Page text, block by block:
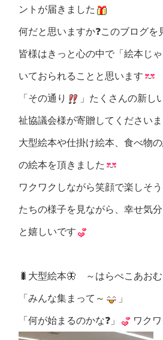
ントが届きました
何だと思いますか❓このブログを
皆様はきっと心の中で「絵本じ
いておられることと思います
「その通り 」たくさんの新し
祉協議会様が寄贈してください
大型絵本や仕掛け絵本、食べ物
の絵本を頂きました
ワクワクしながら笑顔で楽しそ
たちの様子を見ながら、幸せ気
と嬉しいです
🐛大型絵本🦋 ～はらぺこあおむ
「みんな集まって～ 」
「何が始まるのかな❓」 ワクワ